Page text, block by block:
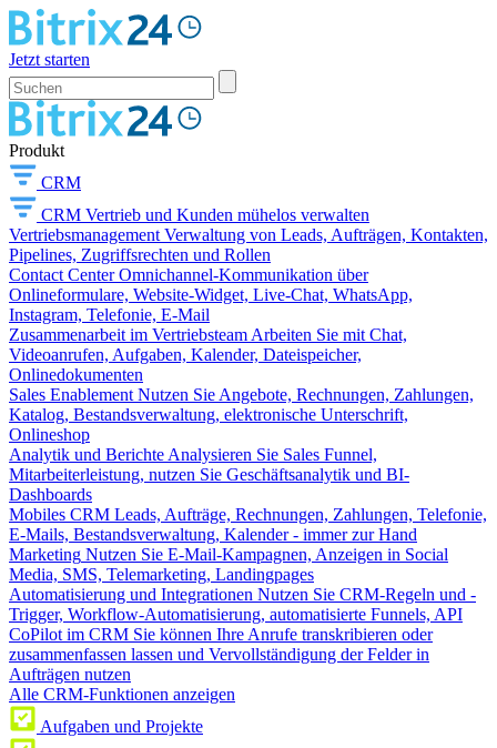
Jetzt starten
Produkt
CRM
CRM Vertrieb und Kunden mühelos verwalten
Vertriebsmanagement Verwaltung von Leads, Aufträgen, Kontakten,
Pipelines, Zugriffsrechten und Rollen
Contact Center Omnichannel-Kommunikation über
Onlineformulare, Website-Widget, Live-Chat, WhatsApp,
Instagram, Telefonie, E-Mail
Zusammenarbeit im Vertriebsteam Arbeiten Sie mit Chat,
Videoanrufen, Aufgaben, Kalender, Dateispeicher,
Onlinedokumenten
Sales Enablement Nutzen Sie Angebote, Rechnungen, Zahlungen,
Katalog, Bestandsverwaltung, elektronische Unterschrift,
Onlineshop
Analytik und Berichte Analysieren Sie Sales Funnel,
Mitarbeiterleistung, nutzen Sie Geschäftsanalytik und BI-
Dashboards
Mobiles CRM Leads, Aufträge, Rechnungen, Zahlungen, Telefonie,
E-Mails, Bestandsverwaltung, Kalender - immer zur Hand
Marketing Nutzen Sie E-Mail-Kampagnen, Anzeigen in Social
Media, SMS, Telemarketing, Landingpages
Automatisierung und Integrationen Nutzen Sie CRM-Regeln und -
Trigger, Workflow-Automatisierung, automatisierte Funnels, API
CoPilot im CRM Sie können Ihre Anrufe transkribieren oder
zusammenfassen lassen und Vervollständigung der Felder in
Aufträgen nutzen
Alle CRM-Funktionen anzeigen
Aufgaben und Projekte